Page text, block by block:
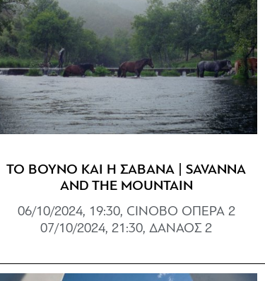
ΤΟ ΒΟΥΝΟ ΚΑΙ Η ΣΑΒΑΝΑ | SAVANNA
AND THE MOUNTAIN
06/10/2024, 19:30, CINOBO ΟΠΕΡΑ 2
07/10/2024, 21:30, ΔΑΝΑΟΣ 2